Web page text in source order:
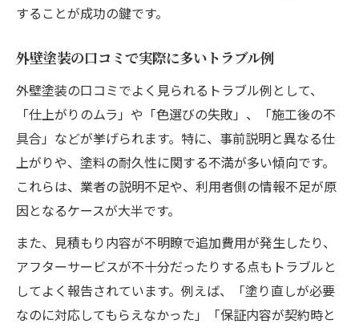
することが成功の鍵です。
外壁塗装の口コミで実際に多いトラブル例
外壁塗装の口コミでよく見られるトラブル例として、
「仕上がりのムラ」や「色選びの失敗」、「施工後の不
具合」などが挙げられます。特に、事前説明と異なる仕
上がりや、塗料の耐久性に関する不満が多い傾向です。
これらは、業者の説明不足や、利用者側の情報不足が原
因となるケースが大半です。
また、見積もり内容が不明瞭で追加費用が発生したり、
アフターサービスが不十分だったりする点もトラブルと
してよく報告されています。例えば、「塗り直しが必要
なのに対応してもらえなかった」「保証内容が契約時と